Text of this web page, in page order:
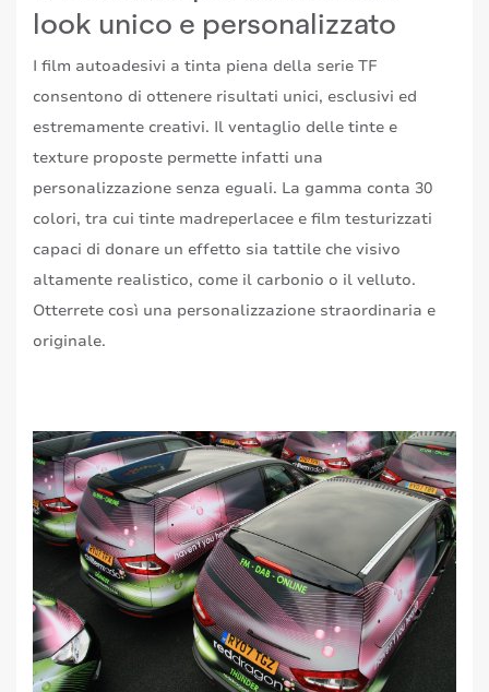
look unico e personalizzato
I film autoadesivi a tinta piena della serie TF
consentono di ottenere risultati unici, esclusivi ed
estremamente creativi. Il ventaglio delle tinte e
texture proposte permette infatti una
personalizzazione senza eguali. La gamma conta 30
colori, tra cui tinte madreperlacee e film testurizzati
capaci di donare un effetto sia tattile che visivo
altamente realistico, come il carbonio o il velluto.
Otterrete così una personalizzazione straordinaria e
originale.